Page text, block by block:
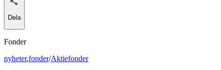
Dela
Fonder
nyheter,fonder/Aktiefonder